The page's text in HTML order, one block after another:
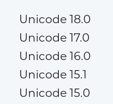
Unicode 18.0
Unicode 17.0
Unicode 16.0
Unicode 15.1
Unicode 15.0